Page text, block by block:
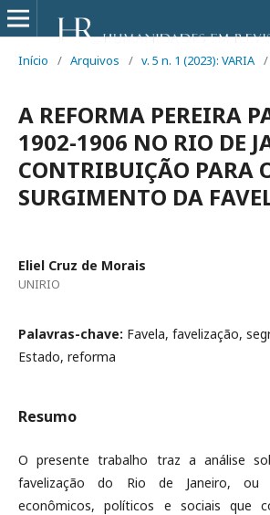
Início / Arquivos / v. 5 n. 1 (2023): VARIA /
A REFORMA PEREIRA
1902-1906 NO RIO DE
CONTRIBUIÇÃO PARA
SURGIMENTO DA
Eliel Cruz de Morais
UNIRIO
Palavras-chave: Favela, favelização,
Estado, reforma
Resumo
O presente trabalho traz a análise
favelização do Rio de Janeiro,
econômicos, políticos e sociais que